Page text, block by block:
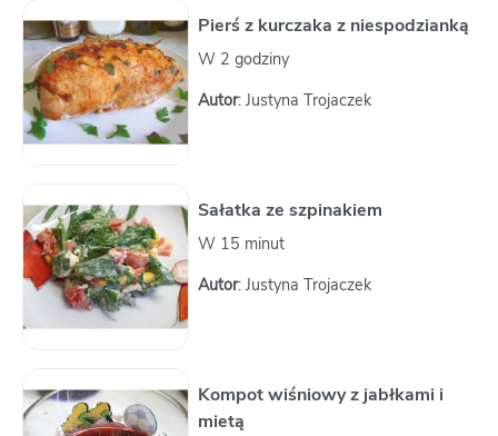
Pierś z kurczaka z niespodzianką
W 2 godziny
Autor: Justyna Trojaczek
Sałatka ze szpinakiem
W 15 minut
Autor: Justyna Trojaczek
Kompot wiśniowy z jabłkami i
mietą